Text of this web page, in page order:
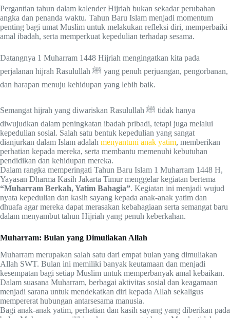
Pergantian tahun dalam kalender Hijriah bukan sekadar perubahan
angka dan penanda waktu. Tahun Baru Islam menjadi momentum
penting bagi umat Muslim untuk melakukan refleksi diri, memperbaiki
amal ibadah, serta memperkuat kepedulian terhadap sesama.
Datangnya 1 Muharram 1448 Hijriah mengingatkan kita pada
perjalanan hijrah Rasulullah ﷺ yang penuh perjuangan, pengorbanan,
dan harapan menuju kehidupan yang lebih baik.
Semangat hijrah yang diwariskan Rasulullah ﷺ tidak hanya
diwujudkan dalam peningkatan ibadah pribadi, tetapi juga melalui
kepedulian sosial. Salah satu bentuk kepedulian yang sangat
dianjurkan dalam Islam adalah menyantuni anak yatim, memberikan
perhatian kepada mereka, serta membantu memenuhi kebutuhan
pendidikan dan kehidupan mereka.
Dalam rangka memperingati Tahun Baru Islam 1 Muharram 1448 H,
Yayasan Dharma Kasih Jakarta Timur menggelar kegiatan bertema
“Muharram Berkah, Yatim Bahagia”. Kegiatan ini menjadi wujud
nyata kepedulian dan kasih sayang kepada anak-anak yatim dan
dhuafa agar mereka dapat merasakan kebahagiaan serta semangat baru
dalam menyambut tahun Hijriah yang penuh keberkahan.
Muharram: Bulan yang Dimuliakan Allah
Muharram merupakan salah satu dari empat bulan yang dimuliakan
Allah SWT. Bulan ini memiliki banyak keutamaan dan menjadi
kesempatan bagi setiap Muslim untuk memperbanyak amal kebaikan.
Dalam suasana Muharram, berbagai aktivitas sosial dan keagamaan
menjadi sarana untuk mendekatkan diri kepada Allah sekaligus
mempererat hubungan antarsesama manusia.
Bagi anak-anak yatim, perhatian dan kasih sayang yang diberikan pada